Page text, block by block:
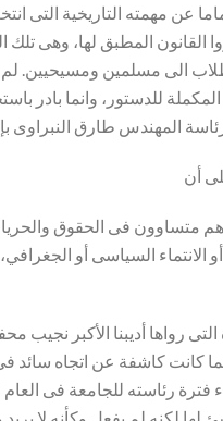
عن مهمته التاريخية
المطبق لها، وهى
الى مسلمين ومسيحيين. لم
للدستور، وانما بادر
متساوون فى الحقوق والحريات
الانتماء السياسى أو
رواها أديبنا الأكبر نجيب
كانت كاشفة عن اتجاه سائد
فترة رئاسته للجامعة